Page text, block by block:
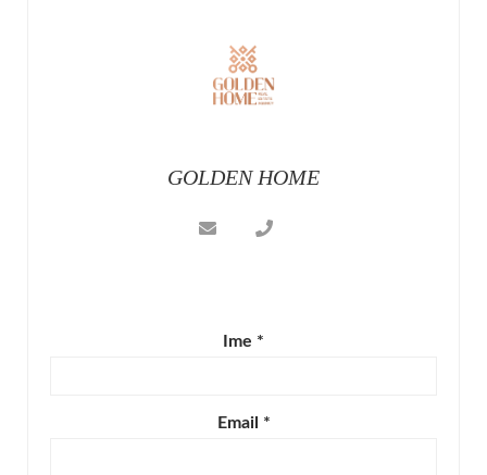
GOLDEN HOME
Ime *
Email *